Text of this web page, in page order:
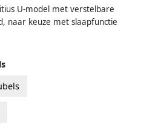
U-model met verstelbare
naar keuze met slaapfunctie